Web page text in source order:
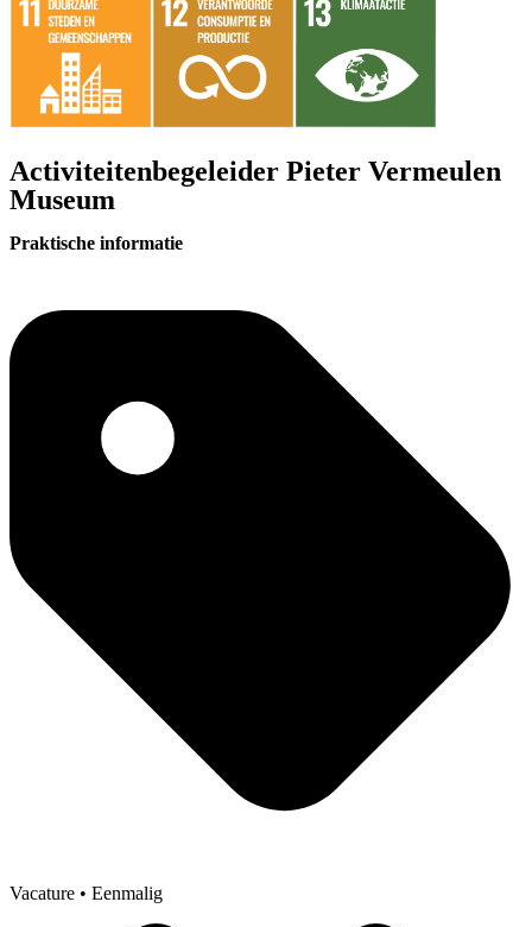
Activiteitenbegeleider Pieter Vermeulen
Museum
Praktische informatie
Vacature • Eenmalig